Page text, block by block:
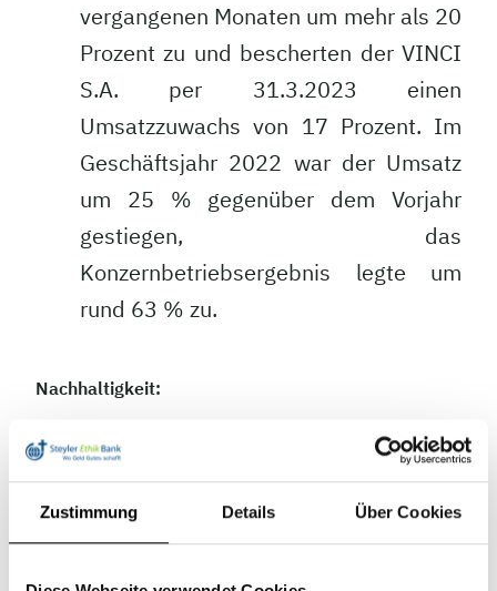
Zustimmung Details Über Cookies
vergangenen Monaten um mehr als 20
Prozent zu und bescherten der VINCI
S.A. per 31.3.2023 einen
Umsatzzuwachs von 17 Prozent. Im
Geschäftsjahr 2022 war der Umsatz
um 25 % gegenüber dem Vorjahr
gestiegen, das
Konzernbetriebsergebnis legte um
rund 63 % zu.
Nachhaltigkeit:
Generell unterscheiden wir bei der
Nachhaltigkeitsanalyse von Unternehmen die Sphäre
Beiträge zur Erreichung der UN-Nachhaltigkeitsziele
(SDGs). Ersteres stellt den hergebrachten Ansatz im
Bereich der Nachhaltigkeitsanalyse dar und dient